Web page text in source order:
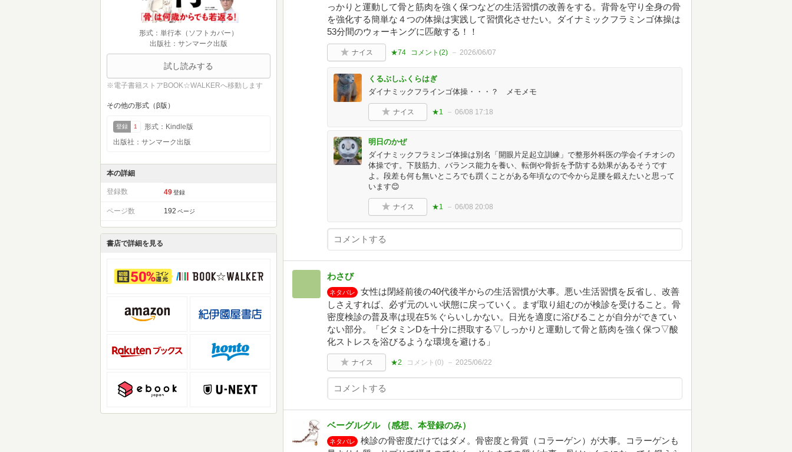
形式：単行本（ソフトカバー）
出版社：サンマーク出版
試し読みする
※電子書籍ストアBOOK☆WALKERへ移動します
その他の形式（β版）
登録 1
形式：Kindle版
出版社：サンマーク出版
本の詳細
登録数 49 登録
ページ数 192 ページ
書店で詳細を見る
っかりと運動して骨と筋肉を強く保つなどの生活習慣の改善をする。背骨を守り全身の骨
を強化する簡単な４つの体操は実践して習慣化させたい。ダイナミックフラミンゴ体操は
53分間のウォーキングに匹敵する！！
ナイス ★74 コメント(2) 2026/06/07
くるぶしふくらはぎ
ダイナミックフラインゴ体操・・・？ メモメモ
ナイス ★1 06/08 17:18
明日のかぜ
ダイナミックフラミンゴ体操は別名「開眼片足起立訓練」で整形外科医の学会イチオシの
体操です。下肢筋力、バランス能力を養い、転倒や骨折を予防する効果があるそうです
よ。段差も何も無いところでも躓くことがある年頃なので今から足腰を鍛えたいと思って
います😊
ナイス ★1 06/08 20:08
わさび
ネタバレ
女性は閉経前後の40代後半からの生活習慣が大事。悪い生活習慣を反省し、改善
しさえすれば、必ず元のいい状態に戻っていく。まず取り組むのが検診を受けること。骨
密度検診の普及率は現在5％ぐらいしかない。日光を適度に浴びることが自分ができてい
ない部分。「ビタミンDを十分に摂取する▽しっかりと運動して骨と筋肉を強く保つ▽酸
化ストレスを浴びるような環境を避ける」
ナイス ★2 コメント(0) 2025/06/22
ベーグルグル （感想、本登録のみ）
ネタバレ
検診の骨密度だけではダメ。骨密度と骨質（コラーゲン）が大事。コラーゲンも